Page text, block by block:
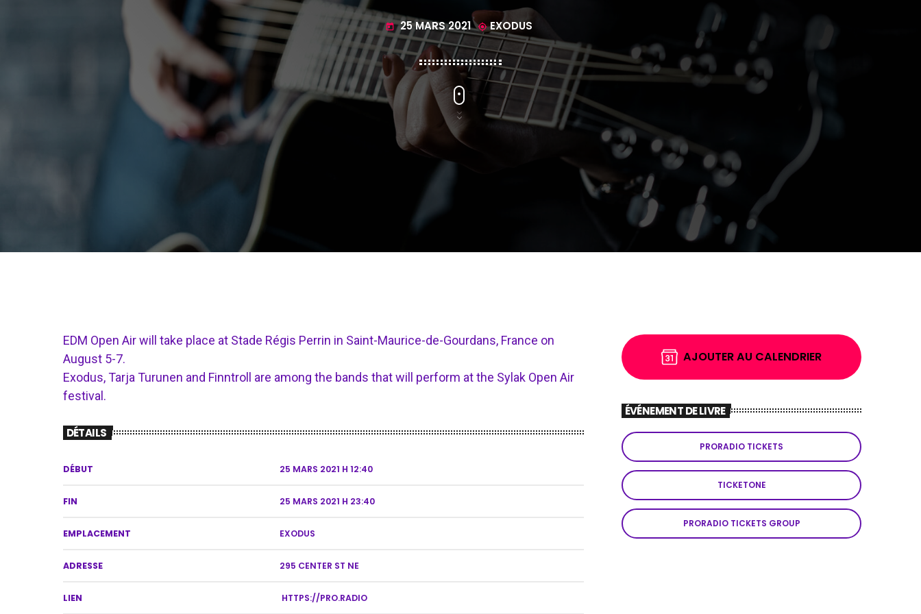
today 25 MARS 2021 my_location EXODUS
EDM Open Air will take place at Stade Régis Perrin in Saint-Maurice-de-Gourdans, France on
August 5-7.
Exodus, Tarja Turunen and Finntroll are among the bands that will perform at the Sylak Open Air
festival.
DÉTAILS
DÉBUT 25 MARS 2021 H 12:40
FIN 25 MARS 2021 H 23:40
EMPLACEMENT EXODUS
ADRESSE 295 CENTER ST NE
LIEN HTTPS://PRO.RADIO
AJOUTER AU CALENDRIER
ÉVÉNEMENT DE LIVRE
PRORADIO TICKETS
TICKETONE
PRORADIO TICKETS GROUP